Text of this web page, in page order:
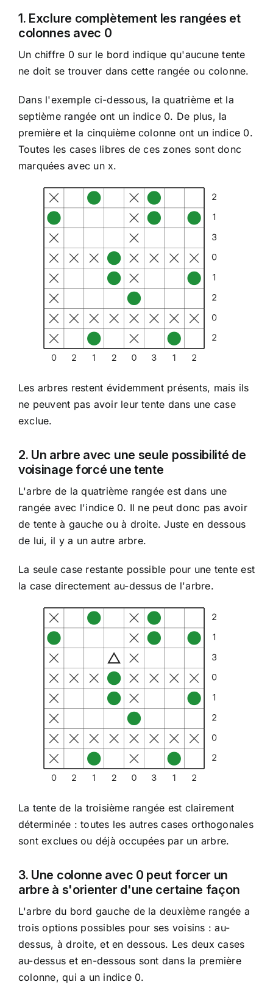
1. Exclure complètement les rangées et
colonnes avec 0
Un chiffre 0 sur le bord indique qu'aucune tente
ne doit se trouver dans cette rangée ou colonne.
Dans l'exemple ci-dessous, la quatrième et la
septième rangée ont un indice 0. De plus, la
première et la cinquième colonne ont un indice 0.
Toutes les cases libres de ces zones sont donc
marquées avec un x.
Les arbres restent évidemment présents, mais ils
ne peuvent pas avoir leur tente dans une case
exclue.
2. Un arbre avec une seule possibilité de
voisinage forcé une tente
L'arbre de la quatrième rangée est dans une
rangée avec l'indice 0. Il ne peut donc pas avoir
de tente à gauche ou à droite. Juste en dessous
de lui, il y a un autre arbre.
La seule case restante possible pour une tente est
la case directement au-dessus de l'arbre.
La tente de la troisième rangée est clairement
déterminée : toutes les autres cases orthogonales
sont exclues ou déjà occupées par un arbre.
3. Une colonne avec 0 peut forcer un
arbre à s'orienter d'une certaine façon
L'arbre du bord gauche de la deuxième rangée a
trois options possibles pour ses voisins : au-
dessus, à droite, et en dessous. Les deux cases
au-dessus et en-dessous sont dans la première
colonne, qui a un indice 0.